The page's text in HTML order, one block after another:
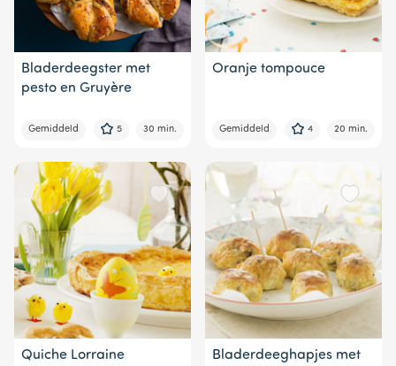
Bladerdeegster met
pesto en Gruyère
Gemiddeld 5 30 min.
Oranje tompouce
Gemiddeld 4 20 min.
Quiche Lorraine
Bladerdeeghapjes met